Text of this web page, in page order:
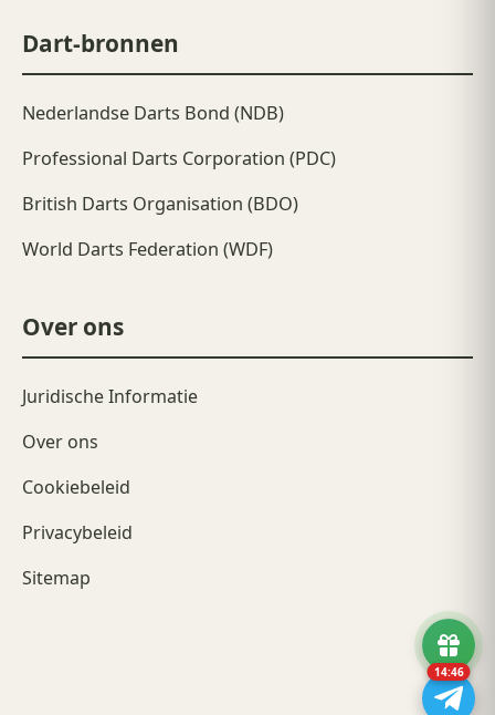
Dart-bronnen
Nederlandse Darts Bond (NDB)
Professional Darts Corporation (PDC)
British Darts Organisation (BDO)
World Darts Federation (WDF)
Over ons
Juridische Informatie
Over ons
Cookiebeleid
Privacybeleid
Sitemap
14:46